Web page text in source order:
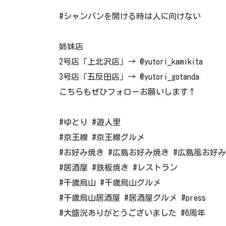
#シャンパンを開ける時は人に向けない
姉妹店
2号店「上北沢店」→ @yutori_kamikita
3号店「五反田店」→ @yutori_gotanda
こちらもぜひフォローお願いします↑
#ゆとり #遊人里
#京王線 #京王線グルメ
#お好み焼き #広島お好み焼き #広島風お好
#居酒屋 #鉄板焼き #レストラン
#千歳烏山 #千歳烏山グルメ
#千歳烏山居酒屋 #居酒屋グルメ #press
#大盛況ありがとうございました #6周年